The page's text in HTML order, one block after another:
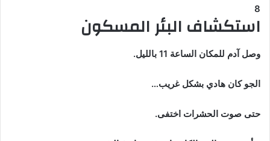
8
استكشاف البئر المسكون
وصل آدم للمكان الساعة 11 بالليل.
الجو كان هادي بشكل غريب…
حتى صوت الحشرات اختفى.